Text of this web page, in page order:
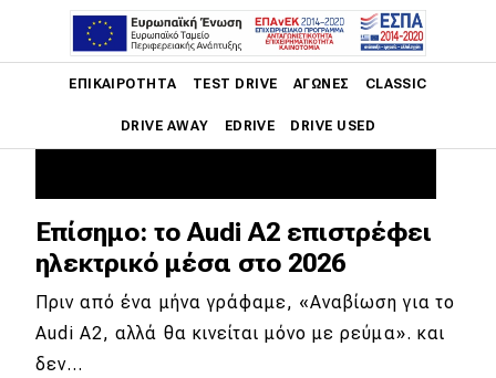
ΕΠΙΚΑΙΡΌΤΗΤΑ TEST DRIVE ΑΓΏΝΕΣ CLASSIC
DRIVE AWAY EDRIVE DRIVE USED
Επικαιρότητα
Νέα μοντέλα
Πρωτότυπα
Ελλάδα
Επίσημο: το Audi A2 επιστρέφει
ηλεκτρικό μέσα στο 2026
Πριν από ένα μήνα γράφαμε, «Αναβίωση για το
Audi A2, αλλά θα κινείται μόνο με ρεύμα». και
δεν…